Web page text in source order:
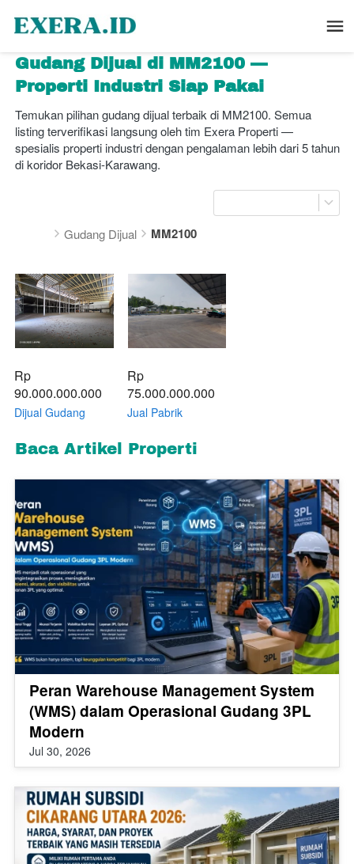
Gudang Dijual di MM2100 —
Properti Industri Siap Pakai
Temukan pilihan gudang dijual terbaik di MM2100. Semua
listing terverifikasi langsung oleh tim Exera Properti —
spesialis properti industri dengan pengalaman lebih dari 5 tahun
di koridor Bekasi-Karawang.
Gudang Dijual MM2100
Rp
90.000.000.000
Dijual Gudang
Bekasi Luas 7508
Meter Murah |
Rp
75.000.000.000
Jual Pabrik
MM2100 Cibitung
luas 5800/ 9600
Baca Artikel Properti
Peran Warehouse Management System
(WMS) dalam Operasional Gudang 3PL
Modern
Jul 30, 2026